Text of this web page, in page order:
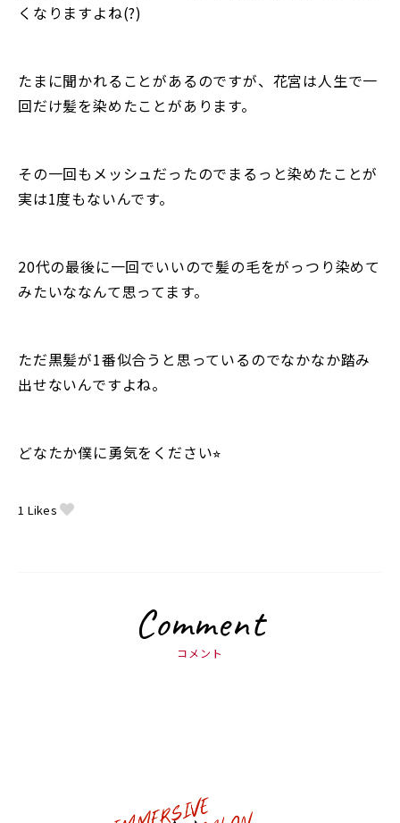
くなりますよね(?)
たまに聞かれることがあるのですが、花宮は人生で一
回だけ髪を染めたことがあります。
その一回もメッシュだったのでまるっと染めたことが
実は1度もないんです。
20代の最後に一回でいいので髪の毛をがっつり染めて
みたいななんて思ってます。
ただ黒髪が1番似合うと思っているのでなかなか踏み
出せないんですよね。
どなたか僕に勇気をください⭐︎
1 Likes
Comment
コメント